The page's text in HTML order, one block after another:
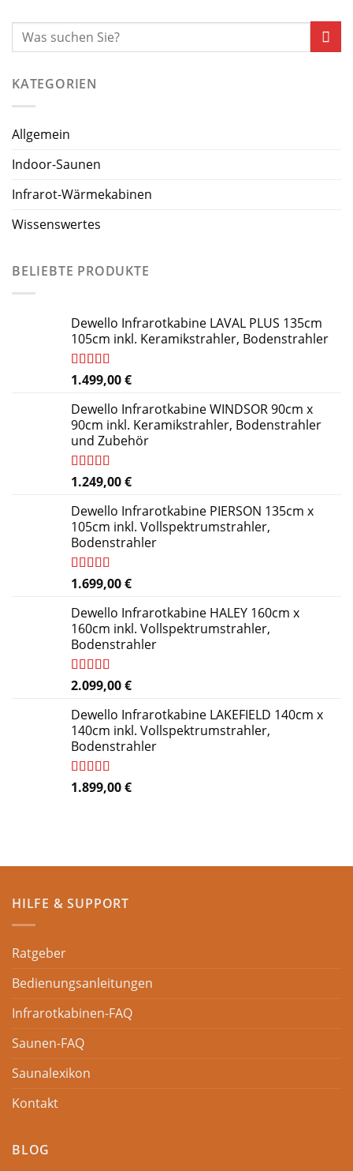
KATEGORIEN
Allgemein
Indoor-Saunen
Infrarot-Wärmekabinen
Wissenswertes
BELIEBTE PRODUKTE
Dewello Infrarotkabine LAVAL PLUS 135cm
105cm inkl. Keramikstrahler, Bodenstrahler
Bewertet
4.91
von 5
1.499,00€
Dewello Infrarotkabine WINDSOR 90cm x
90cm inkl. Keramikstrahler, Bodenstrahler
und Zubehör
Bewertet
5.00
5
1.249,00€
Dewello Infrarotkabine PIERSON 135cm x
105cm inkl. Vollspektrumstrahler,
Bodenstrahler
Bewertet
4.84
von 5
1.699,00€
Dewello Infrarotkabine HALEY 160cm x
160cm inkl. Vollspektrumstrahler,
Bodenstrahler
Bewertet
4.27
von 5
2.099,00€
Dewello Infrarotkabine LAKEFIELD 140cm x
140cm inkl. Vollspektrumstrahler,
Bodenstrahler
Bewertet
4.84
1.899,00€
HILFE & SUPPORT
Ratgeber
Bedienungsanleitungen
Infrarotkabinen-FAQ
Saunen-FAQ
Saunalexikon
Kontakt
BLOG